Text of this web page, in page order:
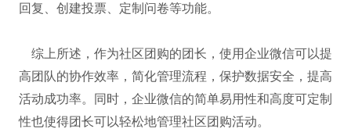
回复、创建投票、定制问卷等功能。
综上所述，作为社区团购的团长，使用企业微信可以提
高团队的协作效率，简化管理流程，保护数据安全，提高
活动成功率。同时，企业微信的简单易用性和高度可定制
性也使得团长可以轻松地管理社区团购活动。